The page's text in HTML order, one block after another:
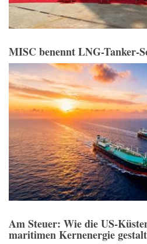
MISC benennt LNG-Tanker-
Am Steuer: Wie die US-
maritimen Kernenergie